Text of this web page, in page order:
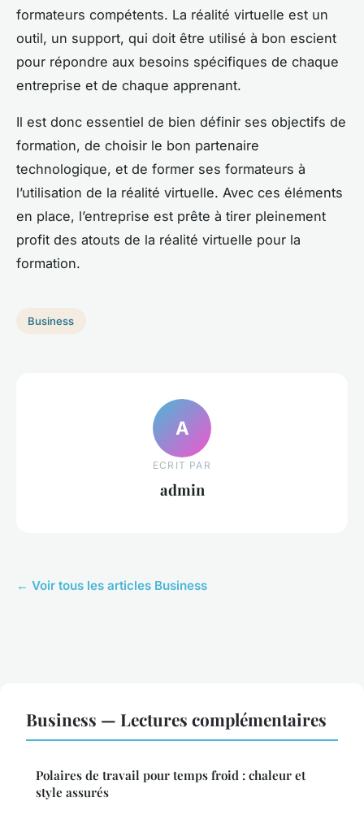
formateurs compétents. La réalité virtuelle est un
outil, un support, qui doit être utilisé à bon escient
pour répondre aux besoins spécifiques de chaque
entreprise et de chaque apprenant.
Il est donc essentiel de bien définir ses objectifs de
formation, de choisir le bon partenaire
technologique, et de former ses formateurs à
l’utilisation de la réalité virtuelle. Avec ces éléments
en place, l’entreprise est prête à tirer pleinement
profit des atouts de la réalité virtuelle pour la
formation.
Business
A
ECRIT PAR
admin
← Voir tous les articles Business
Business — Lectures complémentaires
Polaires de travail pour temps froid : chaleur et
style assurés